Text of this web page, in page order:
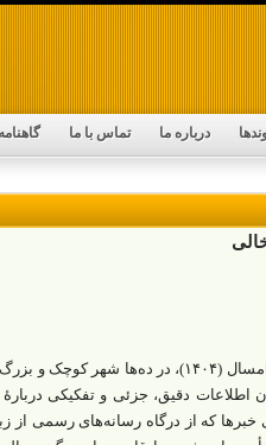
درباره ما تماس با ما
وضعیت بحرانی که در دی ماه امسال
اطلاعات دقیق، جزئی و تفکیکی
که از درگاه رسانه‌های رسمی‌ از